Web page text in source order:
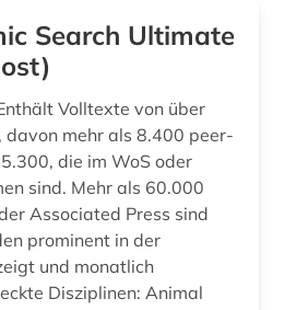
bibliographische quellen (1)
bibliotheksbestand (1)
Search Ultimate
Volltexte von über
mehr als 8.400 peer-
die im WoS oder
sind. Mehr als 60.000
Associated Press sind
prominent in der
und monatlich